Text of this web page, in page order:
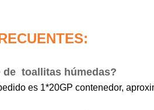
de toallitas húmedas?
es 1*20GP contenedor,